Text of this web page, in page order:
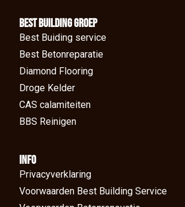
BEst Building groep
Best Buiding service
Best Betonreparatie
Diamond Flooring
Droge Kelder
CAS calamiteiten
BBS Reinigen
Info
Privacyverklaring
Voorwaarden Best Building Service